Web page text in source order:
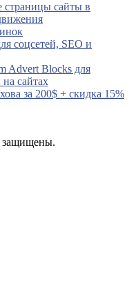
страницы сайты в
соцсетей, SEO и
Advert Blocks для
сайтах
за 200$ + скидка 15%
защищены.